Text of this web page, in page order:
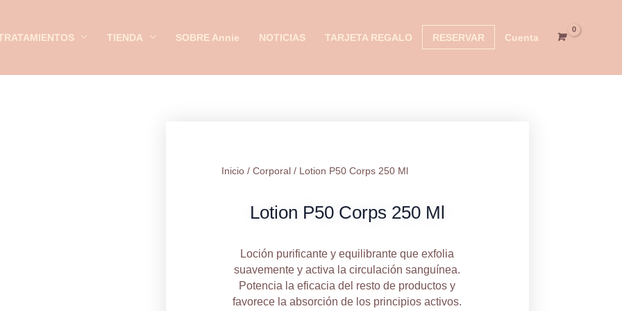
TIENDA SOBRE Annie NOTICIAS TARJETA REGALO RESERVAR Cuenta
Inicio / Corporal / Lotion P50 Corps 250 Ml
Lotion P50 Corps 250 Ml
Loción purificante y equilibrante que exfolia
suavemente y activa la circulación sanguínea.
Potencia la eficacia del resto de productos y
favorece la absorción de los principios activos.
cantidad